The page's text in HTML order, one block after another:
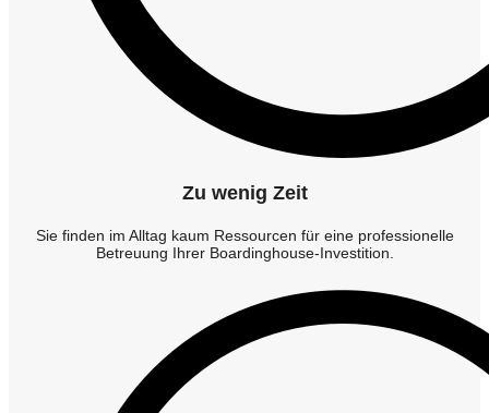
Zu wenig Zeit
Sie finden im Alltag kaum Ressourcen für eine professionelle
Betreuung Ihrer Boardinghouse-Investition.